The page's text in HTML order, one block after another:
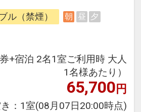
等
心美崎町から徒歩約５
離島ターミナルへも徒歩
ビニ徒歩1分の立地
ル（禁煙） 朝 昼 夕
券+宿泊 2名1室ご利用時 大人
1名様あたり）
65,700円
： 1室(08月07日20:00時点)